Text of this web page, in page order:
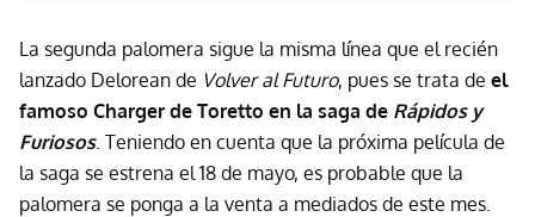
La segunda palomera sigue la misma línea que el recién
lanzado Delorean de Volver al Futuro, pues se trata de el
famoso Charger de Toretto en la saga de Rápidos y
Furiosos. Teniendo en cuenta que la próxima película de
la saga se estrena el 18 de mayo, es probable que la
palomera se ponga a la venta a mediados de este mes.